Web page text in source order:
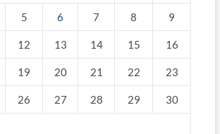
5 6 7 8 9
12 13 14 15 16
19 20 21 22 23
26 27 28 29 30